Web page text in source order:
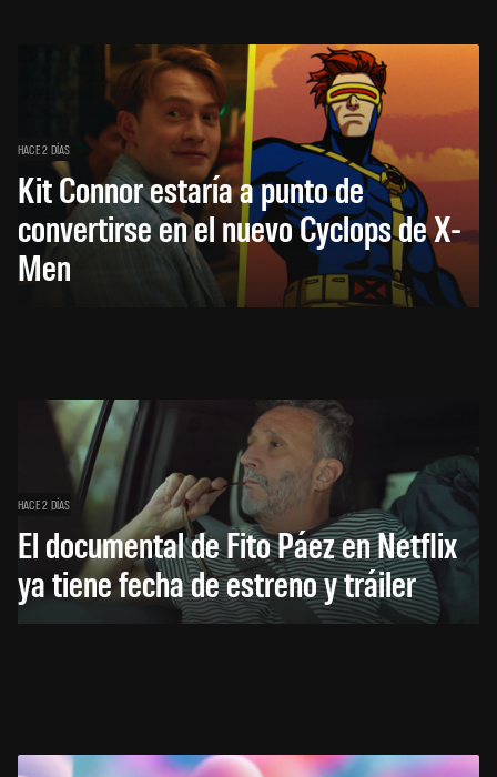
HACE 2 DÍAS
Kit Connor estaría a punto de
convertirse en el nuevo Cyclops de X-
Men
HACE 2 DÍAS
El documental de Fito Páez en Netflix
ya tiene fecha de estreno y tráiler